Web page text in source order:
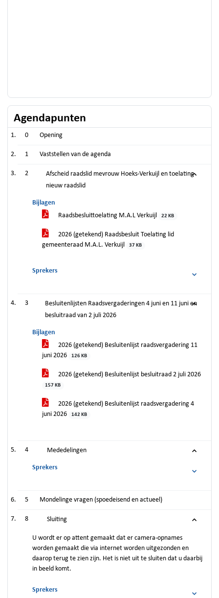
Agendapunten
0 Opening
1 Vaststellen van de agenda
2
Afscheid raadslid mevrouw Hoeks-Verkuijl en toelating
nieuw raadslid
Bijlagen
Raadsbesluittoelating M.A.L Verkuijl
22 KB
2026 (getekend) Raadsbesluit Toelating lid
gemeenteraad M.A.L. Verkuijl
37 KB
Sprekers
3
Besluitenlijsten Raadsvergaderingen 4 juni en 11 juni en
besluitraad van 2 juli 2026
Bijlagen
2026 (getekend) Besluitenlijst raadsvergadering 11
juni 2026
126 KB
2026 (getekend) Besluitenlijst besluitraad 2 juli 2026
157 KB
2026 (getekend) Besluitenlijst raadsvergadering 4
juni 2026
142 KB
4 Mededelingen
Sprekers
5 Mondelinge vragen (spoedeisend en actueel)
8 Sluiting
U wordt er op attent gemaakt dat er camera-opnames
worden gemaakt die via internet worden uitgezonden en
daarop terug te zien zijn. Het is niet uit te sluiten dat u daarbij
in beeld komt.
Sprekers